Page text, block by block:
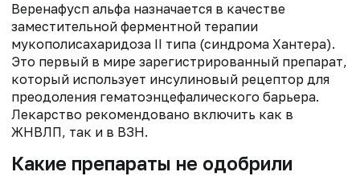
Веренафусп альфа назначается в качестве
заместительной ферментной терапии
мукополисахаридоза II типа (синдрома Хантера).
Это первый в мире зарегистрированный препарат,
который использует инсулиновый рецептор для
преодоления гематоэнцефалического барьера.
Лекарство рекомендовано включить как в
ЖНВЛП, так и в ВЗН.
Какие препараты не одобрили